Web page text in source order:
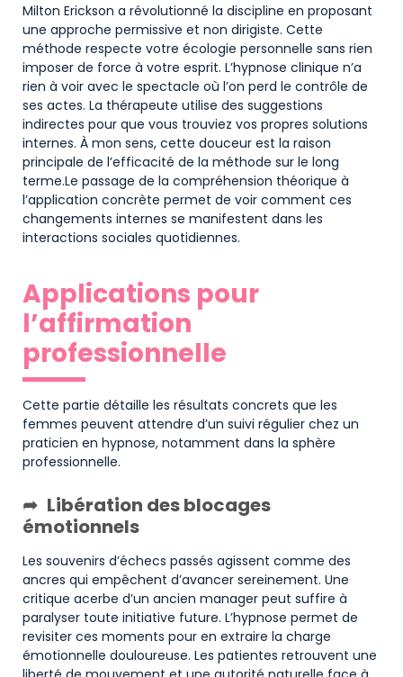
Milton Erickson a révolutionné la discipline en proposant
une approche permissive et non dirigiste. Cette
méthode respecte votre écologie personnelle sans rien
imposer de force à votre esprit. L’hypnose clinique n’a
rien à voir avec le spectacle où l’on perd le contrôle de
ses actes. La thérapeute utilise des suggestions
indirectes pour que vous trouviez vos propres solutions
internes. À mon sens, cette douceur est la raison
principale de l’efficacité de la méthode sur le long
terme.Le passage de la compréhension théorique à
l’application concrète permet de voir comment ces
changements internes se manifestent dans les
interactions sociales quotidiennes.
Applications pour
l’affirmation
professionnelle
Cette partie détaille les résultats concrets que les
femmes peuvent attendre d’un suivi régulier chez un
praticien en hypnose, notamment dans la sphère
professionnelle.
Libération des blocages
émotionnels
Les souvenirs d’échecs passés agissent comme des
ancres qui empêchent d’avancer sereinement. Une
critique acerbe d’un ancien manager peut suffire à
paralyser toute initiative future. L’hypnose permet de
revisiter ces moments pour en extraire la charge
émotionnelle douloureuse. Les patientes retrouvent une